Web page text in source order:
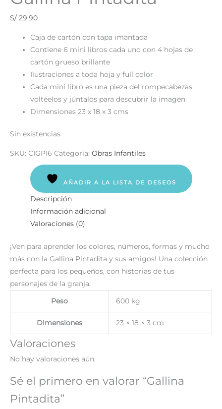
S/ 29.90
Caja de cartón con tapa imantada
Contiene 6 mini libros cada uno con 4 hojas de
cartón grueso brillante
Ilustraciones a toda hoja y full color
Cada mini libro es una pieza del rompecabezas,
voltéelos y júntalos para descubrir la imagen
Dimensiones 23 x 18 x 3 cms
Sin existencias
SKU: CIGPI6 Categoría: Obras Infantiles
AÑADIR A LA LISTA DE DESEOS
Descripción
Información adicional
Valoraciones (0)
¡Ven para aprender los colores, números, formas y mucho
más con la Gallina Pintadita y sus amigos! Una colección
perfecta para los pequeños, con historias de tus
personajes de la granja.
Peso 600 kg
Dimensiones 23 × 18 × 3 cm
Valoraciones
No hay valoraciones aún.
Sé el primero en valorar “Gallina
Pintadita”